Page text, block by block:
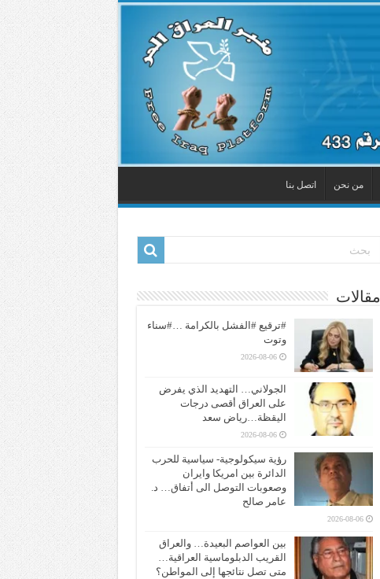
من نحن اتصل بنا
مقالات
#ترقيع #الفشل بالكرامة …#سناء
وتوت
2026-08-06
الجولاني… التهديد الذي يفرض
على العراق أقصى درجات
اليقظة…رياض سعد
2026-08-06
رؤية سيكولوجية- سياسية للحرب
الدائرة بين امريكا وايران
وصعوبات التوصل الى أتفاق… د.
عامر صالح
2026-08-06
بين العواصم البعيدة… والعراق
القريب الدبلوماسية العراقية…
متى تصل نتائجها إلى المواطن؟